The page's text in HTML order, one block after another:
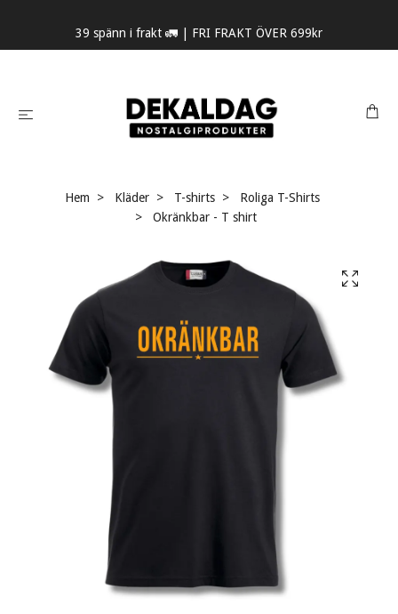
39 spänn i frakt 🚛 | FRI FRAKT ÖVER 699kr
Hem Kläder T-shirts
Roliga T-Shirts
Okränkbar - T shirt